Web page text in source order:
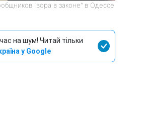
"вора в законе" в Одессе
на шум! Читай тільки
у Google